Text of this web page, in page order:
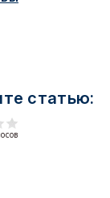
статью: